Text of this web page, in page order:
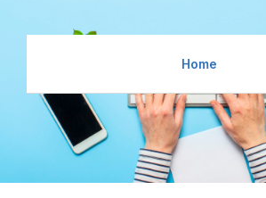
Home